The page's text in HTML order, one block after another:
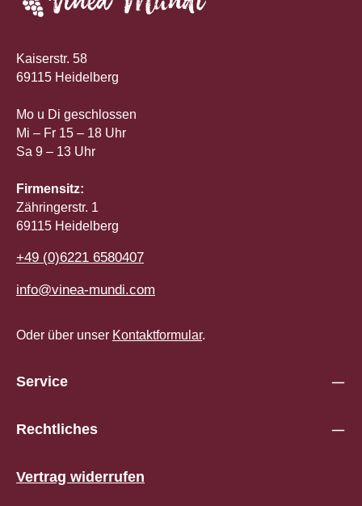
Kaiserstr. 58
69115 Heidelberg
Mo u Di geschlossen
Mi – Fr 15 – 18 Uhr
Sa 9 – 13 Uhr
Firmensitz:
Zähringerstr. 1
69115 Heidelberg
+49 (0)6221 6580407
info@vinea-mundi.com
Oder über unser Kontaktformular.
Service
Rechtliches
Vertrag widerrufen